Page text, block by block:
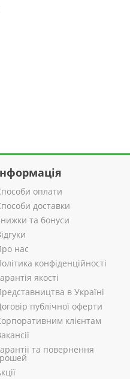
оплати
доставки
та бонуси
нас
конфіденційності
якості
в Україні
публічної оферти
клієнтам
та повернення